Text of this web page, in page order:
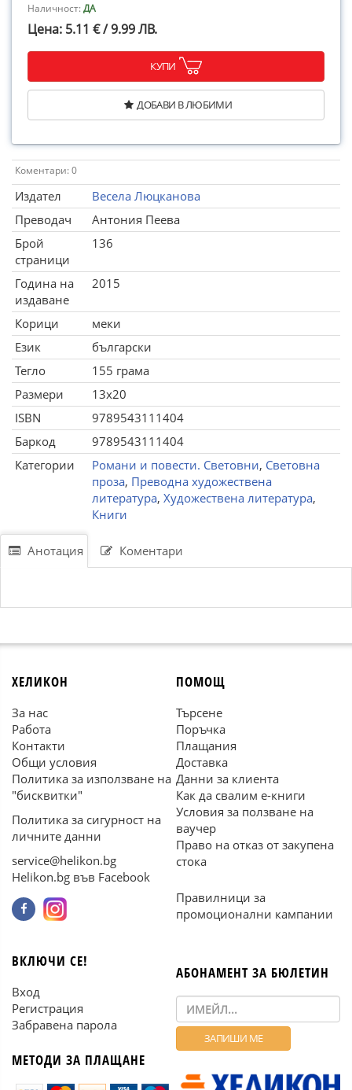
Наличност:ДА
Цена: 5.11 € / 9.99 ЛВ.
КУПИ
ДОБАВИ В ЛЮБИМИ
Коментари: 0
Издател
Весела Люцканова
Преводач
Антония Пеева
Брой
страници
136
Година на
издаване
2015
Корици
меки
Език
български
Тегло
155 грама
Размери
13x20
ISBN
9789543111404
Баркод
9789543111404
Категории
Романи и повести. Световни, Световна
проза, Преводна художествена
литература, Художествена литература,
Книги
Анотация Коментари
ХЕЛИКОН
За нас
Работа
Контакти
Общи условия
Политика за използване на
"бисквитки"
Политика за сигурност на
личните данни
service@helikon.bg
Helikon.bg във Facebook
ПОМОЩ
Търсене
Поръчка
Плащания
Доставка
Данни за клиента
Как да свалим е-книги
Условия за ползване на
ваучер
Право на отказ от закупена
стока
Правилници за
промоционални кампании
ВКЛЮЧИ СЕ!
Вход
Регистрация
Забравена парола
МЕТОДИ ЗА ПЛАЩАНЕ
АБОНАМЕНТ ЗА БЮЛЕТИН